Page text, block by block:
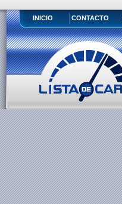
INICIO CONTACTO